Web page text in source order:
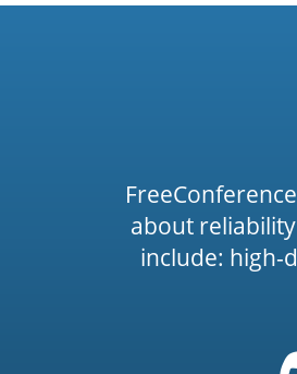
about
include: high-